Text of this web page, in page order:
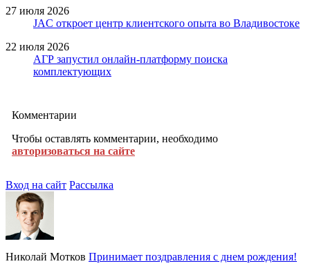
27 июля 2026
JAC откроет центр клиентского опыта во Владивостоке
22 июля 2026
АГР запустил онлайн-платформу поиска
комплектующих
Комментарии
Чтобы оставлять комментарии, необходимо
авторизоваться на сайте
Вход на сайт Рассылка
Николай Мотков Принимает поздравления с днем рождения!